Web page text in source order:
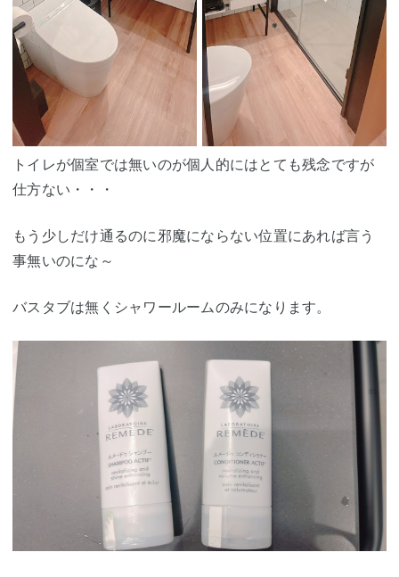
トイレが個室では無いのが個人的にはとても残念ですが
仕方ない・・・
もう少しだけ通るのに邪魔にならない位置にあれば言う
事無いのにな～
バスタブは無くシャワールームのみになります。